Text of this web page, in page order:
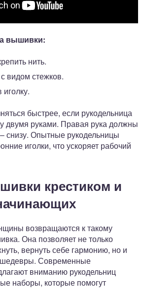
вышивки:
нить.
видом стежков.
иголку.
быстрее, если рукодельница
двумя руками. Правая рука должны
снизу. Опытные рукодельницы
иголки, что ускоряет рабочий
крестиком и
возвращаются к такому
Она позволяет не только
вернуть себе гармонию, но и
шедевры. Современные
вниманию рукодельниц
наборы, которые помогут